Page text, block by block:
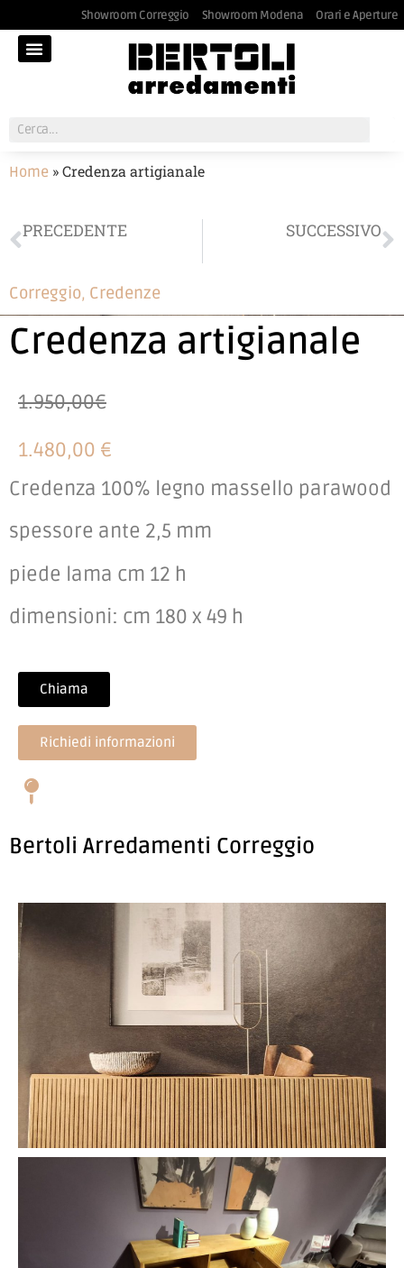
Showroom Correggio Showroom Modena Orari e Aperture
Home »Credenza artigianale
PRECEDENTE SUCCESSIVO
Correggio, Credenze
Credenza artigianale
1.950,00€
1.480,00 €
Credenza 100% legno massello parawood
spessore ante 2,5 mm
piede lama cm 12 h
dimensioni: cm 180 x 49 h
Chiama
Richiedi informazioni
Bertoli Arredamenti Correggio